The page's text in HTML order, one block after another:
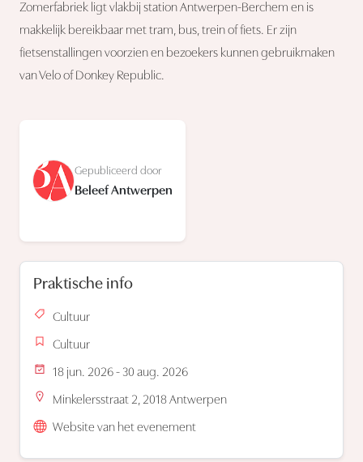
Zomerfabriek ligt vlakbij station Antwerpen-Berchem en is
makkelijk bereikbaar met tram, bus, trein of fiets. Er zijn
fietsenstallingen voorzien en bezoekers kunnen gebruikmaken
van Velo of Donkey Republic.
Gepubliceerd door
Beleef Antwerpen
Praktische info
Cultuur
Cultuur
18 jun. 2026 - 30 aug. 2026
Minkelersstraat 2, 2018 Antwerpen
Website van het evenement